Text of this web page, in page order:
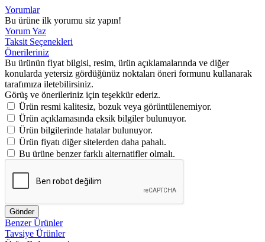
Yorumlar
Bu ürüne ilk yorumu siz yapın!
Yorum Yaz
Taksit Seçenekleri
Önerileriniz
Bu ürünün fiyat bilgisi, resim, ürün açıklamalarında ve diğer
konularda yetersiz gördüğünüz noktaları öneri formunu kullanarak
tarafımıza iletebilirsiniz.
Görüş ve önerileriniz için teşekkür ederiz.
Ürün resmi kalitesiz, bozuk veya görüntülenemiyor.
Ürün açıklamasında eksik bilgiler bulunuyor.
Ürün bilgilerinde hatalar bulunuyor.
Ürün fiyatı diğer sitelerden daha pahalı.
Bu ürüne benzer farklı alternatifler olmalı.
Gönder
Benzer Ürünler
Tavsiye Ürünler